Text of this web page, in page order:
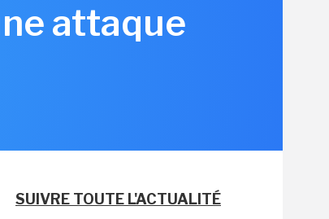
attaque
SUIVRE TOUTE L'ACTUALITÉ